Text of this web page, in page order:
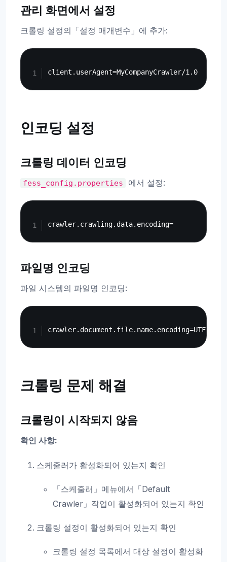
관리 화면에서 설정
크롤링 설정의「설정 매개변수」에 추가:
인코딩 설정
크롤링 데이터 인코딩
fess_config.properties 에서 설정:
파일명 인코딩
파일 시스템의 파일명 인코딩:
크롤링 문제 해결
크롤링이 시작되지 않음
확인 사항:
스케줄러가 활성화되어 있는지 확인
「스케줄러」메뉴에서「Default
Crawler」작업이 활성화되어 있는지 확인
크롤링 설정이 활성화되어 있는지 확인
크롤링 설정 목록에서 대상 설정이 활성화